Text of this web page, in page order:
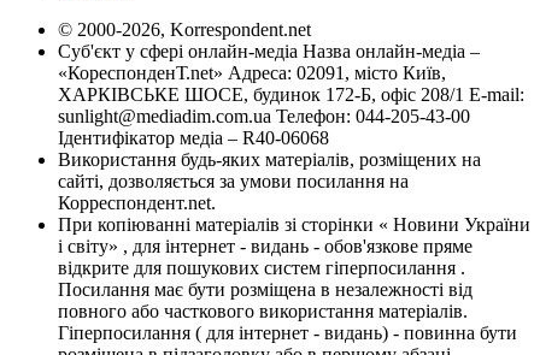
© 2000-2026, Korrespondent.net
Суб'єкт у сфері онлайн-медіа Назва онлайн-медіа –
«КореспонденТ.net» Адреса: 02091, місто Київ,
ХАРКІВСЬКЕ ШОСЕ, будинок 172-Б, офіс 208/1 E-mail:
sunlight@mediadim.com.ua Телефон: 044-205-43-00
Ідентифікатор медіа – R40-06068
Використання будь-яких матеріалів, розміщених на
сайті, дозволяється за умови посилання на
Корреспондент.net.
При копіюванні матеріалів зі сторінки « Новини України
і світу» , для інтернет - видань - обов'язкове пряме
відкрите для пошукових систем гіперпосилання .
Посилання має бути розміщена в незалежності від
повного або часткового використання матеріалів.
Гіперпосилання ( для інтернет - видань) - повинна бути